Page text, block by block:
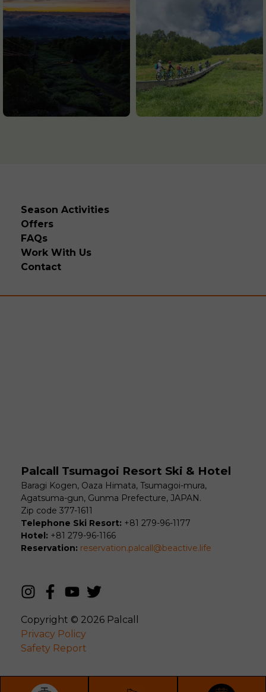
Season Activities
Offers
FAQs
Work With Us
Contact
Palcall Tsumagoi Resort Ski & Hotel
Baragi Kogen, Oaza Himata, Tsumagoi-mura,
Agatsuma-gun, Gunma Prefecture, JAPAN.
Zip code 377-1611
Telephone Ski Resort: +81 279-96-1177
Hotel: +81 279-96-1166
Reservation: reservation.palcall@beactive.life
Copyright © 2026 Palcall
Privacy Policy
Safety Report